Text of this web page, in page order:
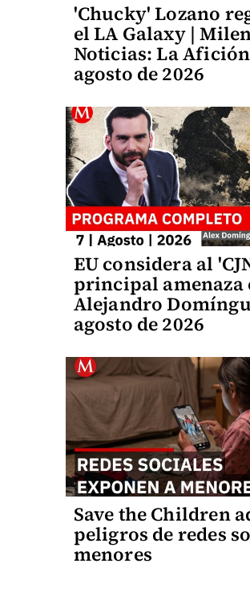
'Chucky' Lozano
el LA Galaxy |
Noticias: La
agosto de 2026
EU considera al
principal
Alejandro
agosto de 2026
Save the Children
peligros de redes
menores